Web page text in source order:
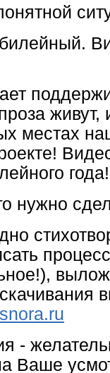
местах
года!
нужно
-
Ваше